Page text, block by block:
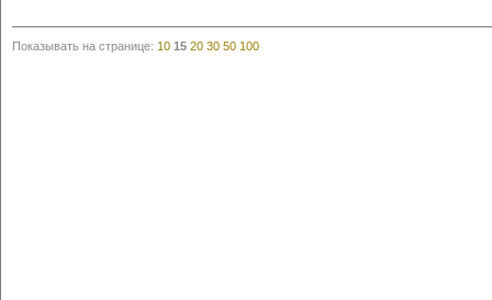
Показывать на странице: 10 15 20 30 50 100